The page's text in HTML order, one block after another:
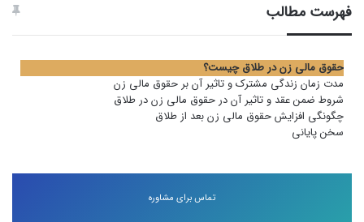
فهرست مطالب
حقوق مالی زن در طلاق چیست؟
مدت زمان زندگی مشترک و تاثیر آن بر حقوق مالی زن
شروط ضمن عقد و تاثیر آن در حقوق مالی زن در طلاق
چگونگی افزایش حقوق مالی زن بعد از طلاق
سخن پایانی
تماس برای مشاوره